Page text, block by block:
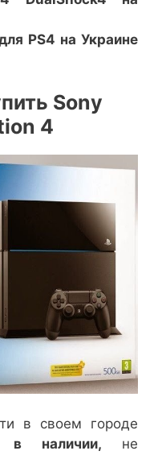
PS4 на Украине
Sony
4
в своем городе
наличии, не